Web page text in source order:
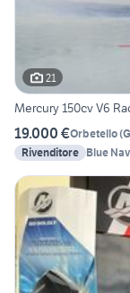
21
Mercury 150cv V6
19.000 €Orbetello(
Rivenditore Blue